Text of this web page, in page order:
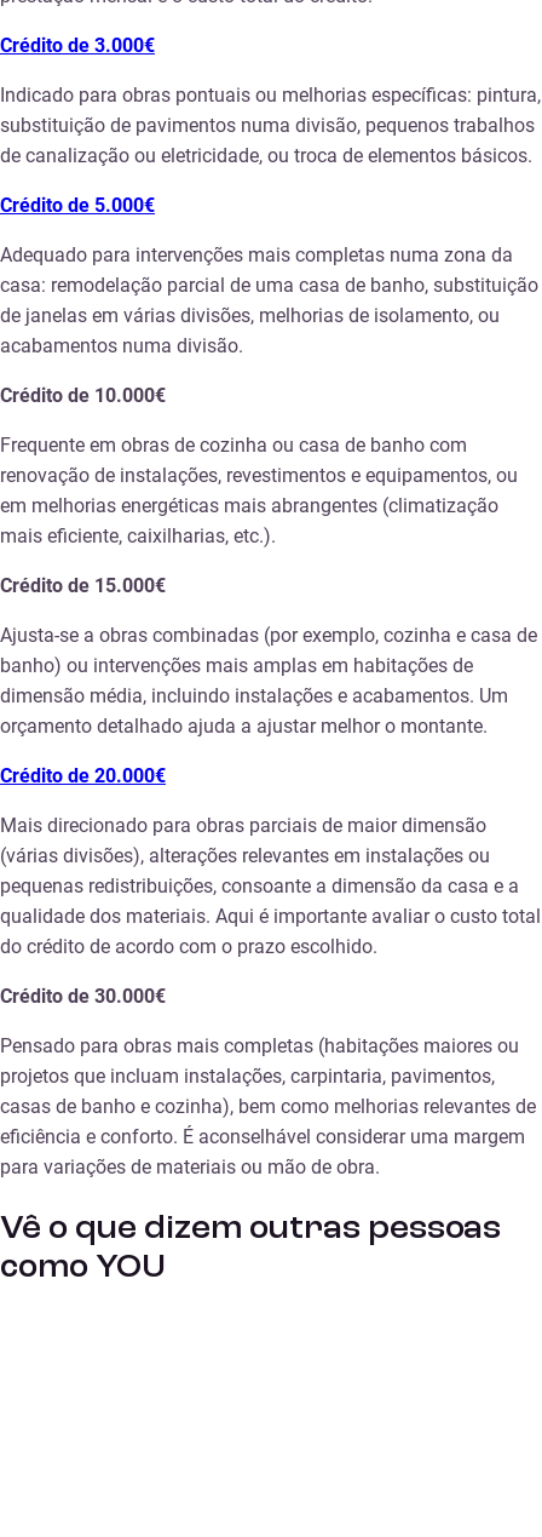
Crédito de 3.000€
Indicado para obras pontuais ou melhorias específicas: pintura,
substituição de pavimentos numa divisão, pequenos trabalhos
de canalização ou eletricidade, ou troca de elementos básicos.
Crédito de 5.000€
Adequado para intervenções mais completas numa zona da
casa: remodelação parcial de uma casa de banho, substituição
de janelas em várias divisões, melhorias de isolamento, ou
acabamentos numa divisão.
Crédito de 10.000€
Frequente em obras de cozinha ou casa de banho com
renovação de instalações, revestimentos e equipamentos, ou
em melhorias energéticas mais abrangentes (climatização
mais eficiente, caixilharias, etc.).
Crédito de 15.000€
Ajusta-se a obras combinadas (por exemplo, cozinha e casa de
banho) ou intervenções mais amplas em habitações de
dimensão média, incluindo instalações e acabamentos. Um
orçamento detalhado ajuda a ajustar melhor o montante.
Crédito de 20.000€
Mais direcionado para obras parciais de maior dimensão
(várias divisões), alterações relevantes em instalações ou
pequenas redistribuições, consoante a dimensão da casa e a
qualidade dos materiais. Aqui é importante avaliar o custo total
do crédito de acordo com o prazo escolhido.
Crédito de 30.000€
Pensado para obras mais completas (habitações maiores ou
projetos que incluam instalações, carpintaria, pavimentos,
casas de banho e cozinha), bem como melhorias relevantes de
eficiência e conforto. É aconselhável considerar uma margem
para variações de materiais ou mão de obra.
Vê o que dizem outras pessoas
como YOU